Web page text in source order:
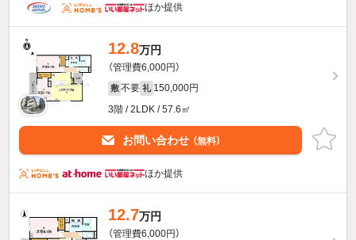
ほか提供
12.8万円
（管理費6,000円）
敷 不要 礼 150,000円
3階 / 2LDK / 57.6㎡
お問い合わせ （無料）
ほか提供
12.7万円
（管理費6,000円）